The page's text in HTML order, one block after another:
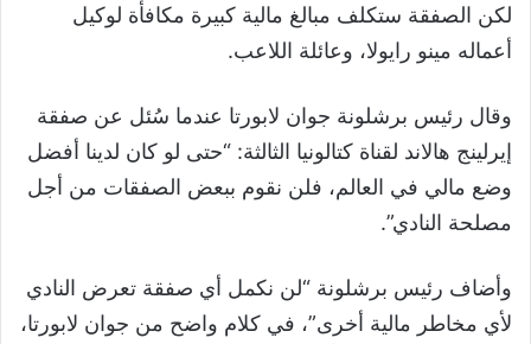
لكن الصفقة ستكلف مبالغ مالية كبيرة مكافأة لوكيل
أعماله مينو رايولا، وعائلة اللاعب.
‏وقال رئيس برشلونة جوان لابورتا عندما سُئل عن صفقة
إيرلينج هالاند لقناة كتالونيا الثالثة: “حتى لو كان لدينا أفضل
وضع مالي في العالم، فلن نقوم ببعض الصفقات من أجل
مصلحة النادي”.
وأضاف رئيس برشلونة “لن نكمل أي صفقة تعرض النادي
لأي مخاطر مالية أخرى”، في كلام واضح من جوان لابورتا،